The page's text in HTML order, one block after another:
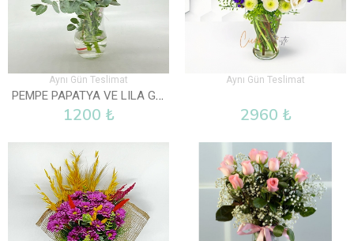
Aynı Gün Teslimat
PEMPE PAPATYA VE LILA GÜL VAZOLU
1200 ₺
Aynı Gün Teslimat
2960 ₺